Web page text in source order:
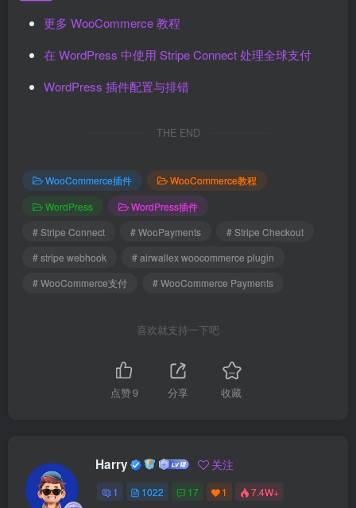
更多 WooCommerce 教程
在 WordPress 中使用 Stripe Connect 处理全球支付
WordPress 插件配置与排错
THE END
WooCommerce插件
WooCommerce教程
WordPress
WordPress插件
# Stripe Connect
# WooPayments
# Stripe Checkout
# stripe webhook
# airwallex woocommerce plugin
# WooCommerce支付
# WooCommerce Payments
喜欢就支持一下吧
点赞9 分享 收藏
Harry 关注
1 1022 17 1 7.4W+